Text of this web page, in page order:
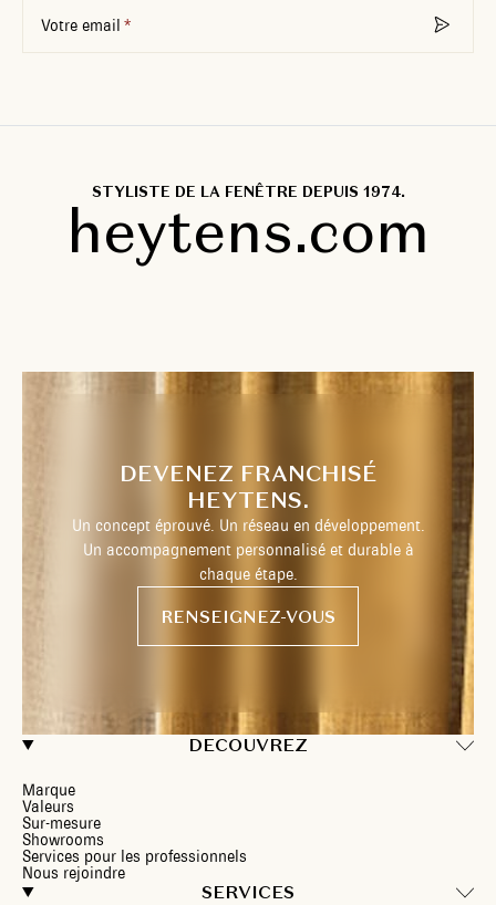
Votre email
STYLISTE DE LA FENÊTRE DEPUIS 1974.
heytens.com
DECOUVREZ
Marque
Valeurs
Sur-mesure
Showrooms
Services pour les professionnels
Nous rejoindre
SERVICES
DEVENEZ FRANCHISÉ
HEYTENS.
Un concept éprouvé. Un réseau en développement.
Un accompagnement personnalisé et durable à
chaque étape.
RENSEIGNEZ-VOUS